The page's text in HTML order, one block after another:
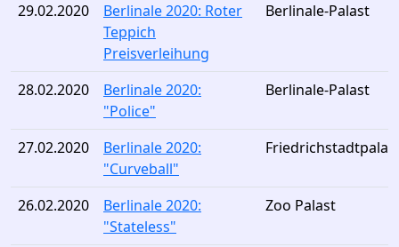
29.02.2020
Berlinale 2020: Roter
Teppich
Preisverleihung
Berlinale-Palast
28.02.2020
Berlinale 2020:
"Police"
Berlinale-Palast
27.02.2020
Berlinale 2020:
"Curveball"
26.02.2020
Berlinale 2020:
"Stateless"
Zoo Palast